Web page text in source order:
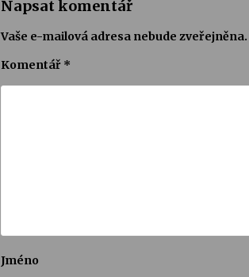
Napsat komentář
Vaše e-mailová adresa nebude zveřejněna.
Komentář *
Jméno